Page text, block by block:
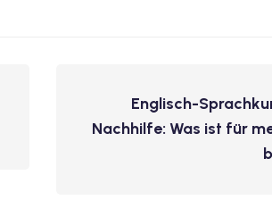
Englisch-
Nachhilfe: Was ist für